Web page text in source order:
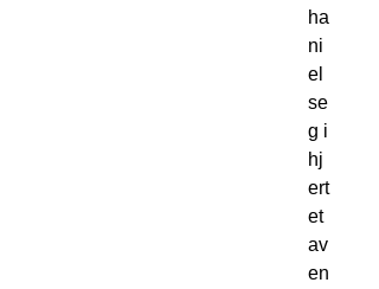
ha
ni
el
se
g i
hj
ert
et
av
en